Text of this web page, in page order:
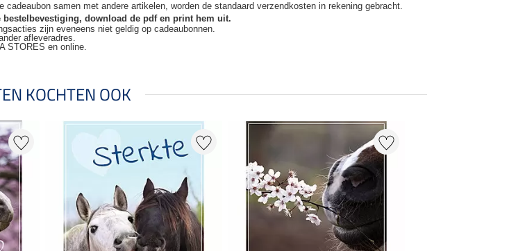
cadeaubon samen met andere artikelen, worden de standaard verzendkosten in rekening gebracht.
download de pdf en print hem uit.
zijn eveneens niet geldig op cadeaubonnen.
afleveradres.
STORES en online.
KOCHTEN OOK